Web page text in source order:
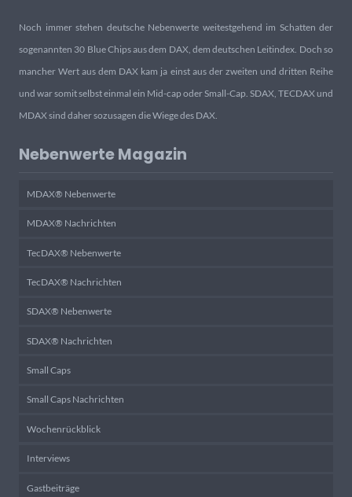
Noch immer stehen deutsche Nebenwerte weitestgehend im Schatten der
sogenannten 30 Blue Chips aus dem DAX, dem deutschen Leitindex. Doch so
mancher Wert aus dem DAX kam ja einst aus der zweiten und dritten Reihe
und war somit selbst einmal ein Mid-cap oder Small-Cap. SDAX, TECDAX und
MDAX sind daher sozusagen die Wiege des DAX.
Nebenwerte Magazin
MDAX® Nebenwerte
MDAX® Nachrichten
TecDAX® Nebenwerte
TecDAX® Nachrichten
SDAX® Nebenwerte
SDAX® Nachrichten
Small Caps
Small Caps Nachrichten
Wochenrückblick
Interviews
Gastbeiträge